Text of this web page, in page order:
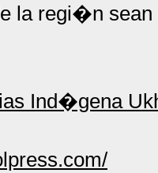
la regi�n sean
Ind�gena